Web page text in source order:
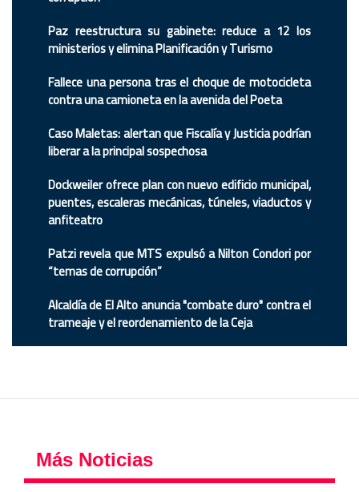
Paz reestructura su gabinete: reduce a 12 los
ministerios y elimina Planificación y Turismo
Fallece una persona tras el choque de motocicleta
contra una camioneta en la avenida del Poeta
Caso Maletas: alertan que Fiscalía y Justicia podrían
liberar a la principal sospechosa
Dockweiler ofrece plan con nuevo edificio municipal,
puentes, escaleras mecánicas, túneles, viaductos y
anfiteatro
Patzi revela que MTS expulsó a Nilton Condori por
“temas de corrupción”
Alcaldía de El Alto anuncia "combate duro" contra el
trameaje y el reordenamiento de la Ceja
Más Noticias